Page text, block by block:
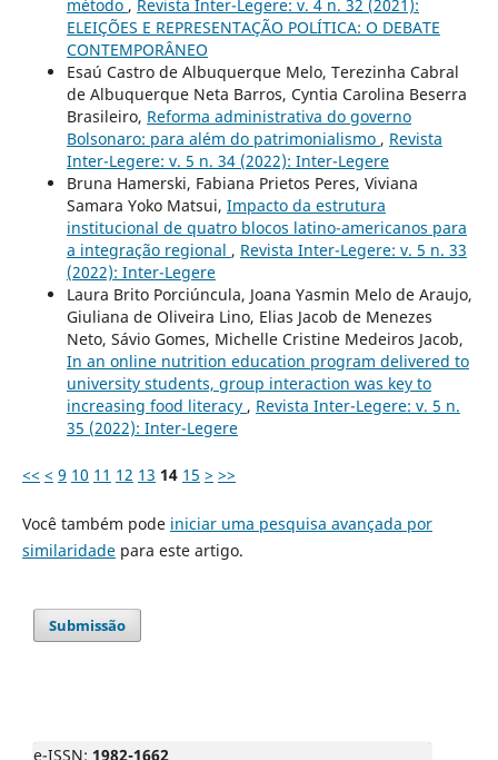
método , Revista Inter-Legere: v. 4 n. 32 (2021):
ELEIÇÕES E REPRESENTAÇÃO POLÍTICA: O DEBATE
CONTEMPORÂNEO
Esaú Castro de Albuquerque Melo, Terezinha Cabral
de Albuquerque Neta Barros, Cyntia Carolina Beserra
Brasileiro, Reforma administrativa do governo
Bolsonaro: para além do patrimonialismo , Revista
Inter-Legere: v. 5 n. 34 (2022): Inter-Legere
Bruna Hamerski, Fabiana Prietos Peres, Viviana
Samara Yoko Matsui, Impacto da estrutura
institucional de quatro blocos latino-americanos para
a integração regional , Revista Inter-Legere: v. 5 n. 33
(2022): Inter-Legere
Laura Brito Porciúncula, Joana Yasmin Melo de Araujo,
Giuliana de Oliveira Lino, Elias Jacob de Menezes
Neto, Sávio Gomes, Michelle Cristine Medeiros Jacob,
In an online nutrition education program delivered to
university students, group interaction was key to
increasing food literacy , Revista Inter-Legere: v. 5 n.
35 (2022): Inter-Legere
<< < 9 10 11 12 13 14 15 > >>
Você também pode iniciar uma pesquisa avançada por
similaridadepara este artigo.
Submissão
e-ISSN: 1982-1662